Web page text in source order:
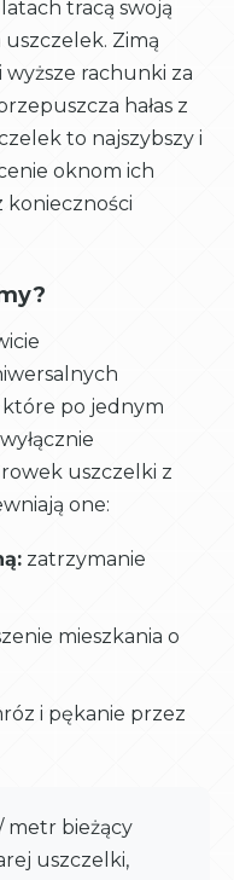
tracą swoją
Zimą
rachunki za
hałas z
to najszybszy i
oknom ich
po jednym
uszczelki z
one:
zatrzymanie
mieszkania o
i pękanie przez
metr bieżący
uszczelki,